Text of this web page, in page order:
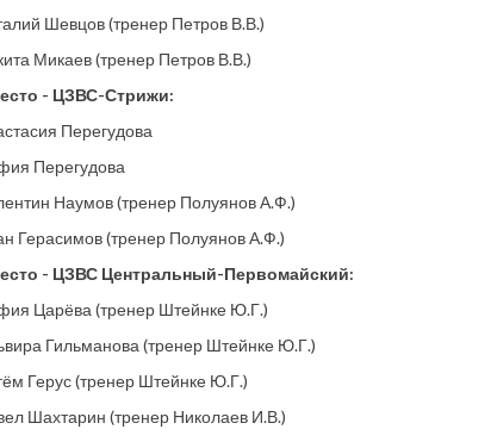
Шевцов (тренер Петров В.В.)
Микаев (тренер Петров В.В.)
- ЦЗВС-Стрижи:
Перегудова
Перегудова
Наумов (тренер Полуянов А.Ф.)
Герасимов (тренер Полуянов А.Ф.)
- ЦЗВС Центральный-Первомайский:
Царёва (тренер Штейнке Ю.Г.)
Гильманова (тренер Штейнке Ю.Г.)
Герус (тренер Штейнке Ю.Г.)
Шахтарин (тренер Николаев И.В.)